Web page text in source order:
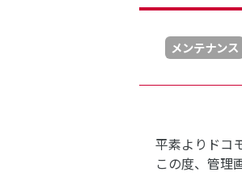
メンテナンス
平素よりドコ
この度、管理